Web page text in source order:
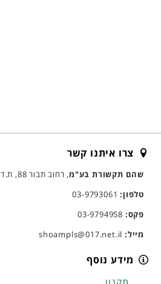
צרו איתנו קשר
שהם תקשורת בע"מ, רחוב תבור 88, ת.ד 1519 שהם
טלפון:03-9793061
פקס:
מייל:
מידע נוסף